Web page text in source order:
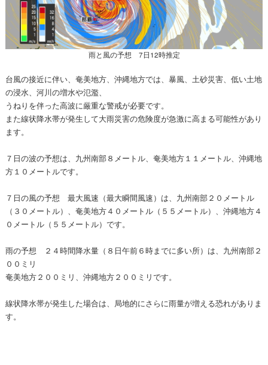
雨と風の予想 7日12時推定
台風の接近に伴い、奄美地方、沖縄地方では、暴風、土砂災害、低い土地
の浸水、河川の増水や氾濫、
うねりを伴った高波に厳重な警戒が必要です。
また線状降水帯が発生して大雨災害の危険度が急激に高まる可能性があり
ます。
７日の波の予想は、九州南部８メートル、奄美地方１１メートル、沖縄地
方１０メートルです。
７日の風の予想 最大風速（最大瞬間風速）は、九州南部２０メートル
（３０メートル）、奄美地方４０メートル（５５メートル）、沖縄地方４
０メートル（５５メートル）です。
雨の予想 ２４時間降水量（８日午前６時までに多い所）は、九州南部２
００ミリ
奄美地方２００ミリ、沖縄地方２００ミリです。
線状降水帯が発生した場合は、局地的にさらに雨量が増える恐れがありま
す。